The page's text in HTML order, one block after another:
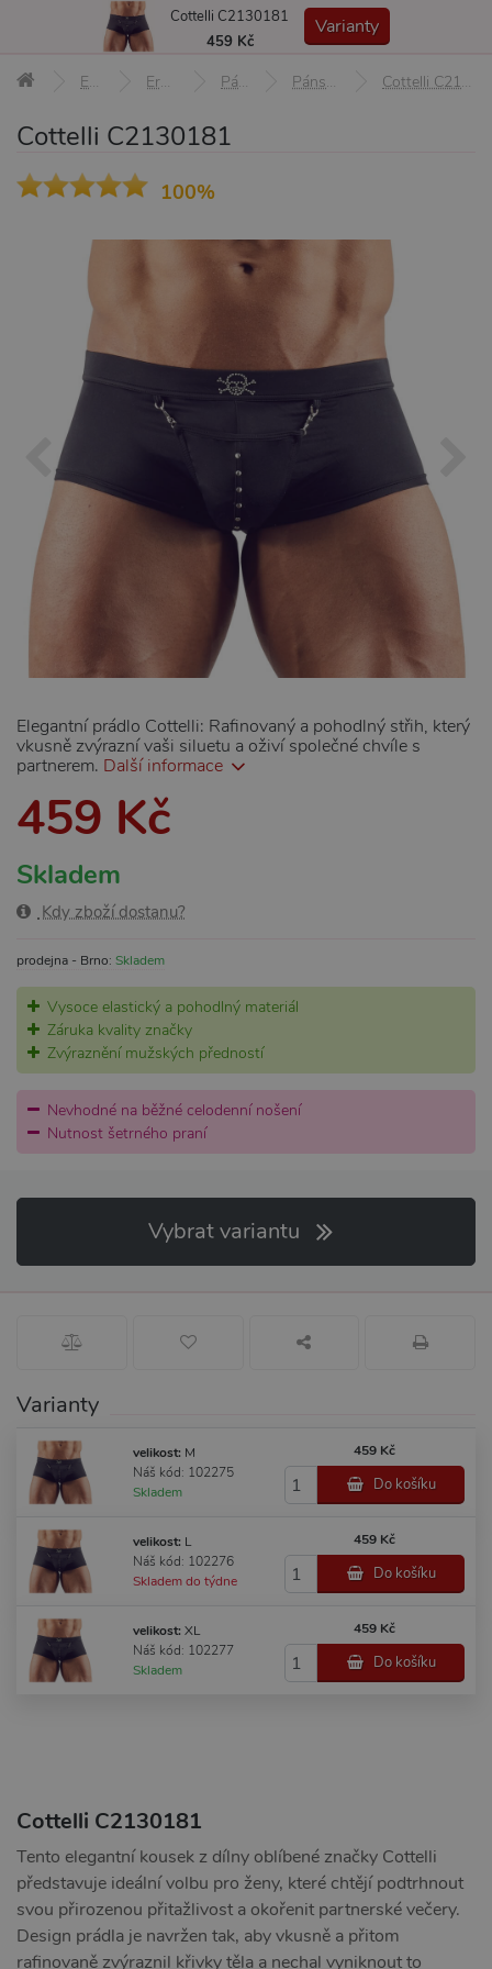
Erotické pomůcky Erotické prádlo a oblečení Pánské erotické prádlo Pánská erotická tanga a sexy boxerky Cottelli C2130181
Cottelli C2130181
100%
Elegantní prádlo Cottelli: Rafinovaný a pohodlný střih, který
vkusně zvýrazní vaši siluetu a oživí společné chvíle s
partnerem. Další informace
459 Kč
Skladem
Kdy zboží dostanu?
prodejna - Brno: Skladem
Vysoce elastický a pohodlný materiál
Záruka kvality značky
Zvýraznění mužských předností
Nevhodné na běžné celodenní nošení
Nutnost šetrného praní
Vybrat variantu
Varianty
velikost: M
Náš kód: 102275
Skladem
459 Kč
Do košíku
velikost: L
Náš kód: 102276
Skladem do týdne
459 Kč
Do košíku
velikost: XL
Náš kód: 102277
Skladem
459 Kč
Do košíku
Cottelli C2130181
459 Kč
Varianty
Cottelli C2130181
Tento elegantní kousek z dílny oblíbené značky Cottelli
představuje ideální volbu pro ženy, které chtějí podtrhnout
svou přirozenou přitažlivost a okořenit partnerské večery.
Design prádla je navržen tak, aby vkusně a přitom
rafinovaně zvýraznil křivky těla a nechal vyniknout to